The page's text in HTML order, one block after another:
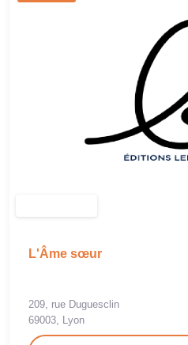
L'Âme sœur
209, rue Duguesclin
69003, Lyon